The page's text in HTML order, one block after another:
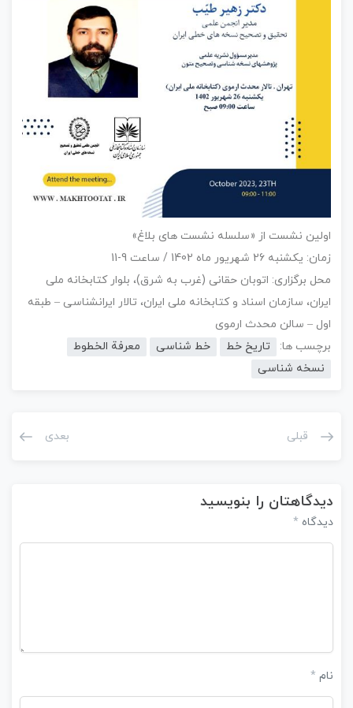
اولین نشست از «سلسله نشست های بلاغ»
زمان: یکشنبه 26 شهریور ماه 1402 / ساعت 9-11
محل برگزاری: اتوبان حقانی (غرب به شرق)، بلوار کتابخانه ملی
ایران، سازمان اسناد و کتابخانه ملی ایران، تالار ایرانشناسی – طبقه
اول – سالن محدث ارموی
برچسب ها:
تاریخ خط خط شناسی
معرفة الخطوط
نسخه شناسی
قبلی بعدی
دیدگاهتان را بنویسید
دیدگاه *
نام *